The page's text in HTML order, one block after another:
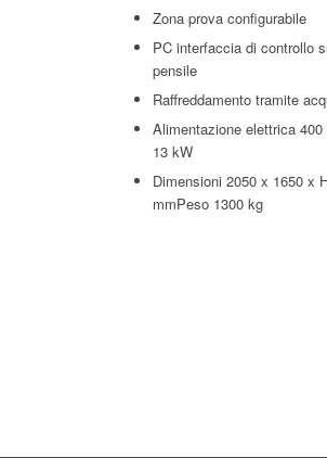
Zona prova configurabile
PC interfaccia di controllo
pensile
Raffreddamento tramite
Alimentazione elettrica
13 kW
Dimensioni 2050 x 1650 x
mmPeso 1300 kg